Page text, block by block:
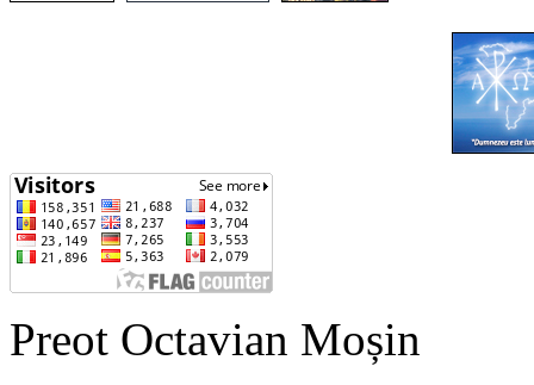
Preot Octavian Moșin